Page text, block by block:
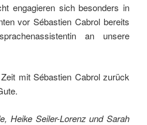
engagieren sich besonders in
vor Sébastien Cabrol bereits
an unsere
mit Sébastien Cabrol zurück
Heike Seiler-Lorenz und Sarah